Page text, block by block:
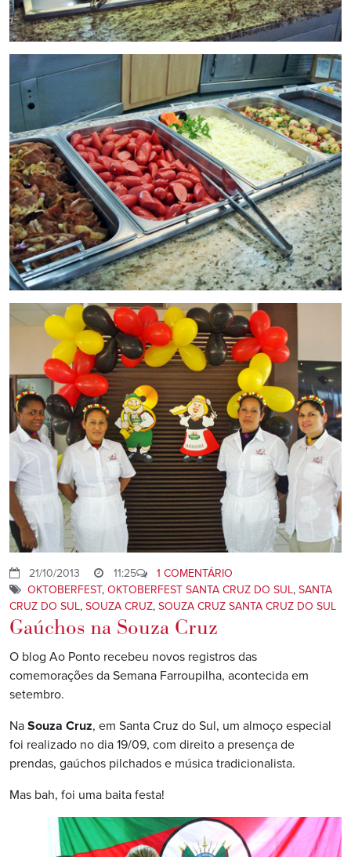
21/10/2013 11:25
1 COMENTÁRIO
OKTOBERFEST, OKTOBERFEST SANTA CRUZ DO SUL, SANTA
CRUZ DO SUL, SOUZA CRUZ, SOUZA CRUZ SANTA CRUZ DO SUL
Gaúchos na Souza Cruz
O blog Ao Ponto recebeu novos registros das
comemorações da Semana Farroupilha, acontecida em
setembro.
Na Souza Cruz, em Santa Cruz do Sul, um almoço especial
foi realizado no dia 19/09, com direito a presença de
prendas, gaúchos pilchados e música tradicionalista.
Mas bah, foi uma baita festa!